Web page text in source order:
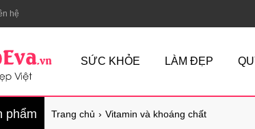
hệ
SỨC KHỎE LÀM ĐẸP
phẩm Trang chủ Vitamin và khoáng chất